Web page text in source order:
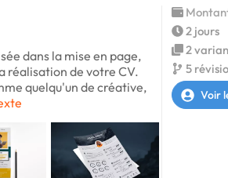
dans la mise en page,
réalisation de votre CV.
quelqu'un de créative,
2 jours
2
5
Voir le